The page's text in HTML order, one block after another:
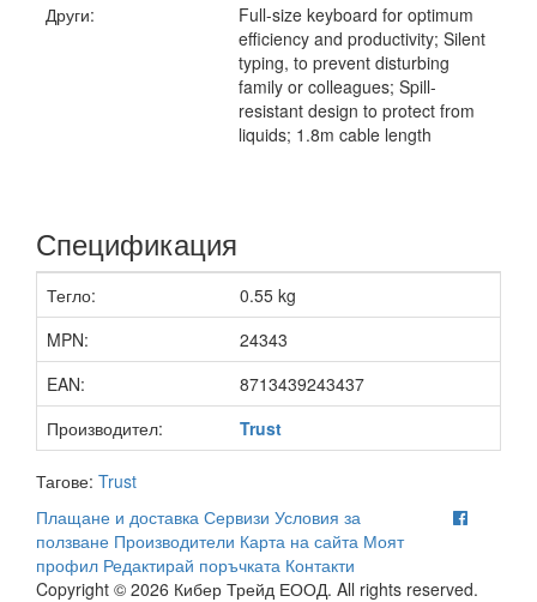
Други:
Full-size keyboard for optimum
efficiency and productivity; Silent
typing, to prevent disturbing
family or colleagues; Spill-
resistant design to protect from
liquids; 1.8m cable length
Спецификация
Тегло:
0.55 kg
MPN:
24343
EAN:
8713439243437
Производител:
Trust
Тагове: Trust
Плащане и доставка Сервизи Условия за
ползване Производители Карта на сайта Моят
профил Редактирай поръчката Контакти
Copyright © 2026 Кибер Трейд ЕООД. All rights reserved.